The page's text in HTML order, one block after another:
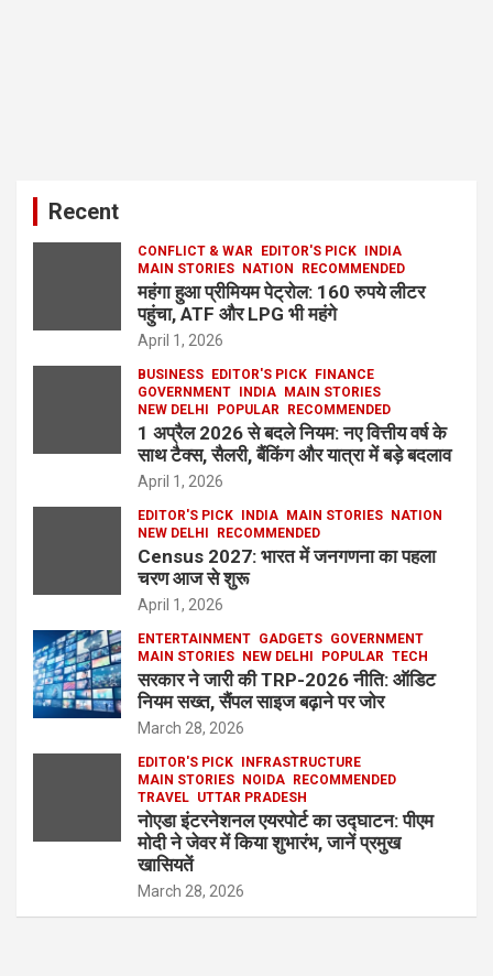
Recent
CONFLICT & WAR EDITOR'S PICK
INDIA
MAIN STORIES
NATION RECOMMENDED
महंगा हुआ प्रीमियम पेट्रोल: 160 रुपये लीटर
पहुंचा, ATF और LPG भी महंगे
April 1, 2026
BUSINESS EDITOR'S PICK
FINANCE
GOVERNMENT
INDIA
MAIN STORIES
NEW DELHI
POPULAR RECOMMENDED
1 अप्रैल 2026 से बदले नियम: नए वित्तीय वर्ष के
साथ टैक्स, सैलरी, बैंकिंग और यात्रा में बड़े बदलाव
April 1, 2026
EDITOR'S PICK INDIA MAIN STORIES
NATION
NEW DELHI
RECOMMENDED
Census 2027: भारत में जनगणना का पहला
चरण आज से शुरू
April 1, 2026
ENTERTAINMENT GADGETS GOVERNMENT
MAIN STORIES
NEW DELHI POPULAR TECH
सरकार ने जारी की TRP-2026 नीति: ऑडिट
नियम सख्त, सैंपल साइज बढ़ाने पर जोर
March 28, 2026
EDITOR'S PICK
INFRASTRUCTURE
MAIN STORIES
NOIDA
RECOMMENDED
TRAVEL UTTAR PRADESH
नोएडा इंटरनेशनल एयरपोर्ट का उद्घाटन: पीएम
मोदी ने जेवर में किया शुभारंभ, जानें प्रमुख
खासियतें
March 28, 2026